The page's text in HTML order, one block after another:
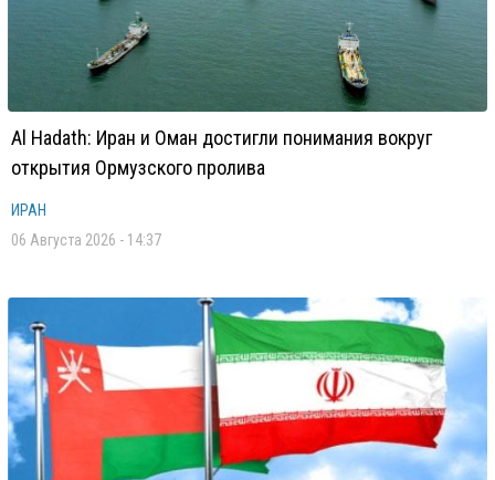
Al Hadath: Иран и Оман достигли понимания вокруг
открытия Ормузского пролива
ИРАН
06 Августа 2026 - 14:37